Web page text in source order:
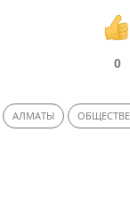
0
АЛМАТЫ